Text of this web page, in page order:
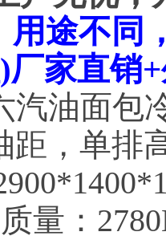
用途不同
厂家直销
汽油面包
距，单排
量：